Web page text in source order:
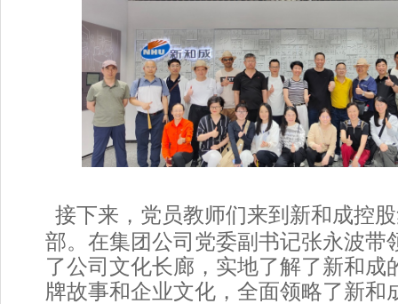
接下来，党员教师们来到新和成控
部。在集团公司党委副书记张永波带
了公司文化长廊，实地了解了新和成
牌故事和企业文化，全面领略了新和